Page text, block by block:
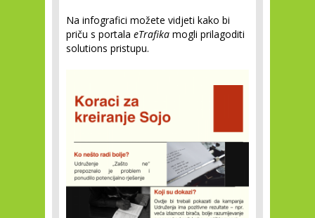
Na infografici možete vidjeti kako bi
priču s portala eTrafika mogli prilagoditi
solutions pristupu.